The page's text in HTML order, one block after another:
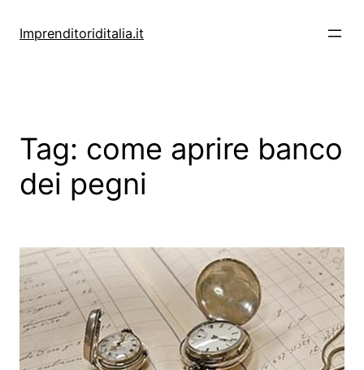
Imprenditoriditalia.it
Tag: come aprire banco
dei pegni